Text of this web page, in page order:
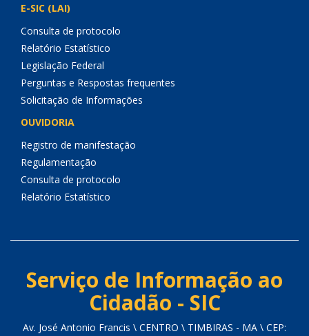
E-SIC (LAI)
Consulta de protocolo
Relatório Estatístico
Legislação Federal
Perguntas e Respostas frequentes
Solicitação de Informações
OUVIDORIA
Registro de manifestação
Regulamentação
Consulta de protocolo
Relatório Estatístico
Serviço de Informação ao
Cidadão - SIC
Av. José Antonio Francis \ CENTRO \ TIMBIRAS - MA \ CEP: